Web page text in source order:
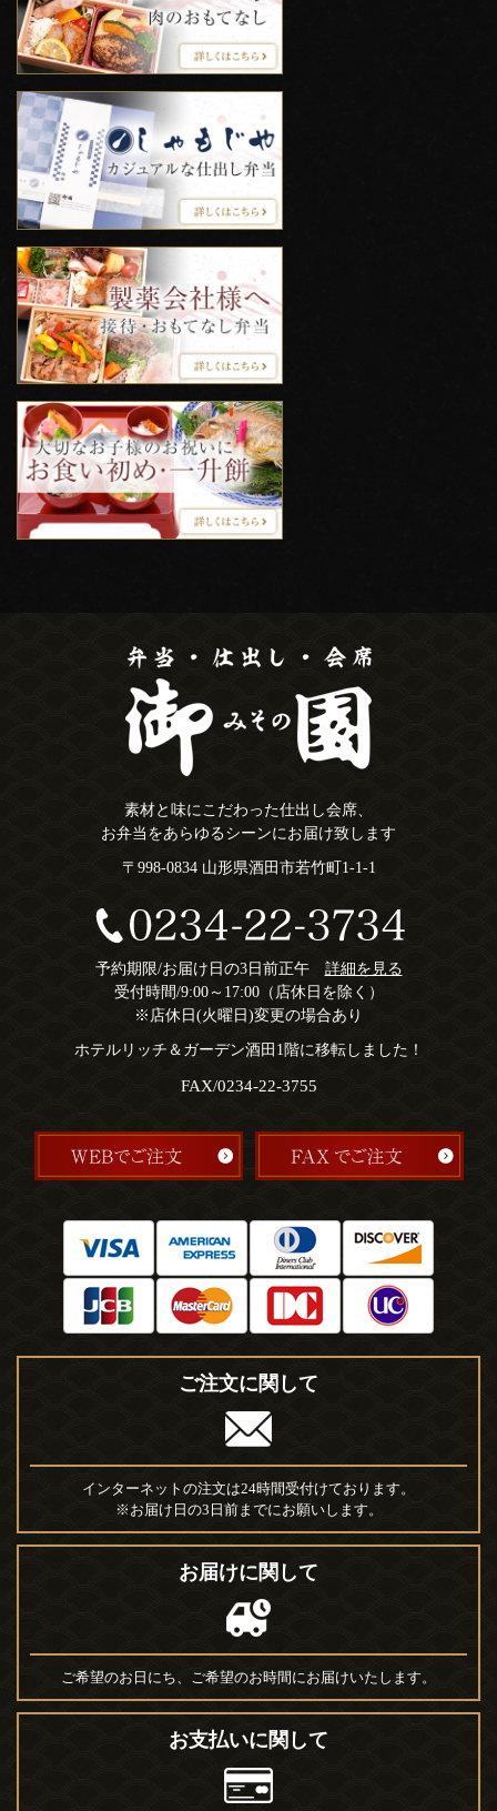
素材と味にこだわった仕出し会席、
お弁当をあらゆるシーンにお届け致します
〒998-0834 山形県酒田市若竹町1-1-1
予約期限/お届け日の3日前正午 詳細を見る
受付時間/9:00～17:00（店休日を除く）
※店休日(火曜日)変更の場合あり
ホテルリッチ＆ガーデン酒田1階に移転しました！
FAX/0234-22-3755
ご注文に関して
インターネットの注文は24時間受付けております。
※お届け日の3日前までにお願いします。
お届けに関して
ご希望のお日にち、ご希望のお時間にお届けいたします。
お支払いに関して